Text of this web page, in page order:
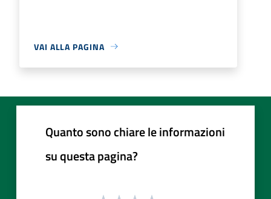
VAI ALLA PAGINA
Quanto sono chiare le informazioni
su questa pagina?